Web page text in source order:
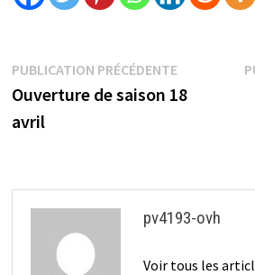
PUBLICATION PRÉCÉDENTE
Ouverture de saison 18
avril
pv4193-ovh
Voir tous les